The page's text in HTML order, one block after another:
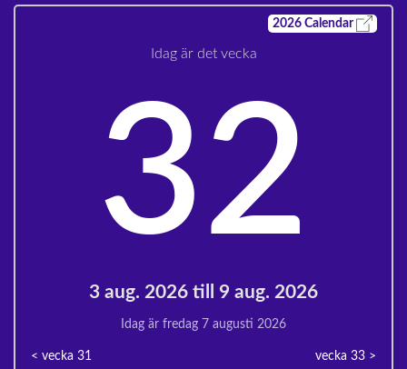
2026 Calendar
Idag är det vecka
32
3 aug. 2026 till 9 aug. 2026
Idag är fredag 7 augusti 2026
< vecka31 vecka 33>